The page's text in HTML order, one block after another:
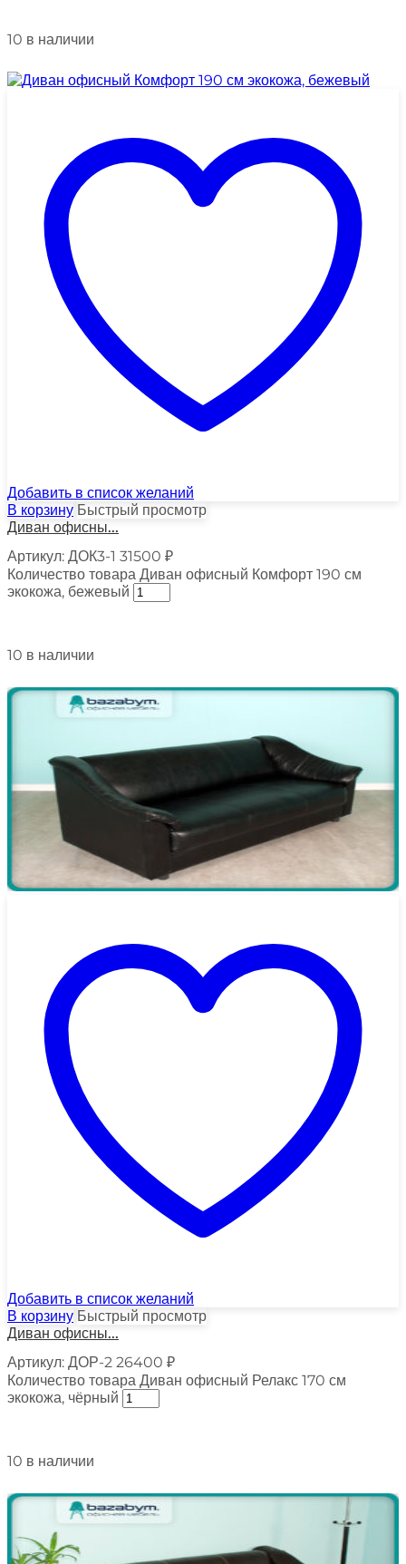
10 в наличии
Добавить в список желаний
В корзину Быстрый просмотр
Диван офисны...
Артикул: ДОК3-1 31500 ₽
Количество товара Диван офисный Комфорт 190 см
экокожа, бежевый
10 в наличии
Добавить в список желаний
В корзину Быстрый просмотр
Диван офисны...
Артикул: ДОР-2 26400 ₽
Количество товара Диван офисный Релакс 170 см
экокожа, чёрный
10 в наличии